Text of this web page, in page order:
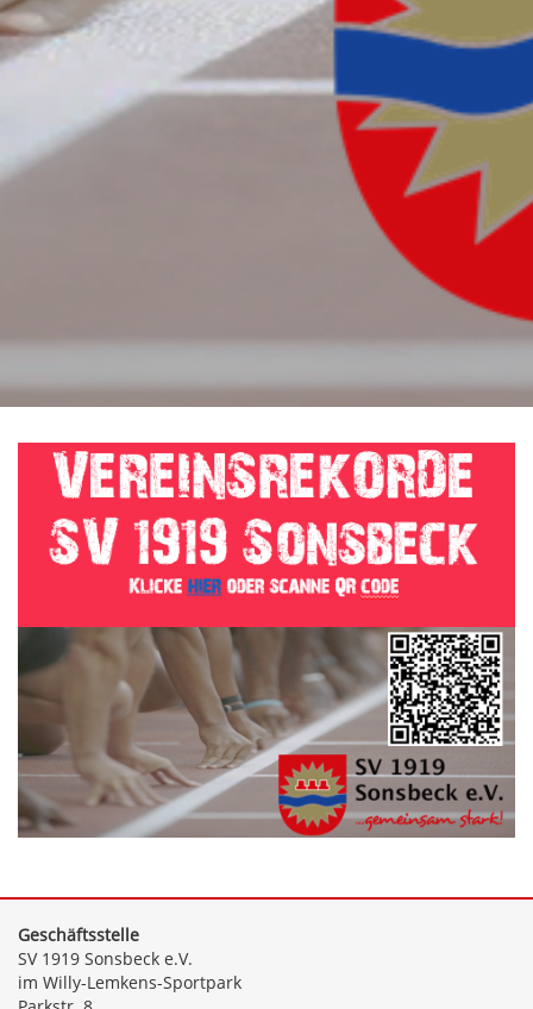
Geschäftsstelle
SV 1919 Sonsbeck e.V.
im Willy-Lemkens-Sportpark